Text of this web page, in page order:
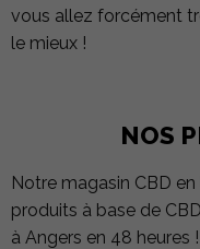
vous allez forcément
le mieux !
NOS
Notre magasin CBD
produits à base de
à Angers en 48